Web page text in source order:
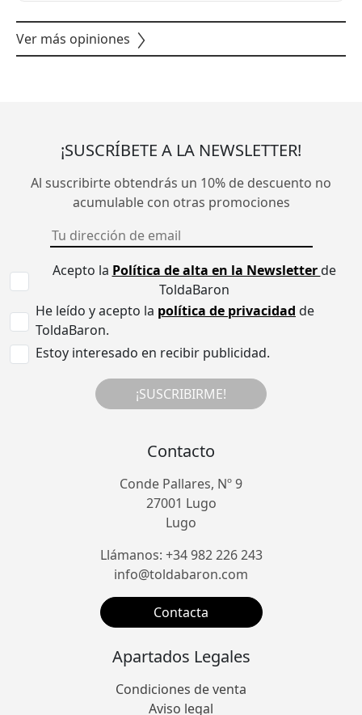
Ver más opiniones
¡SUSCRÍBETE A LA NEWSLETTER!
Al suscribirte obtendrás un 10% de descuento no
acumulable con otras promociones
Acepto la Política de alta en la Newsletterde
ToldaBaron
He leído y acepto la política de privacidad de
ToldaBaron.
Estoy interesado en recibir publicidad.
¡SUSCRIBIRME!
Contacto
Conde Pallares, Nº 9
27001 Lugo
Lugo
Llámanos: +34 982 226 243
info@toldabaron.com
Contacta
Apartados Legales
Condiciones de venta
Aviso legal